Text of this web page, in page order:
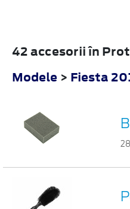
42 accesorii în
Modele > Fiesta